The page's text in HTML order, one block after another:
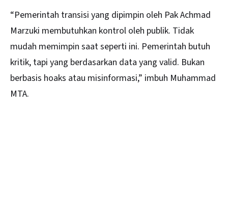
“Pemerintah transisi yang dipimpin oleh PakAchmad
Marzuki membutuhkan kontrol oleh publik. Tidak
mudah memimpin saat seperti ini. Pemerintah butuh
kritik, tapi yang berdasarkan data yang valid. Bukan
berbasis hoaks atau misinformasi,” imbuh Muhammad
MTA.